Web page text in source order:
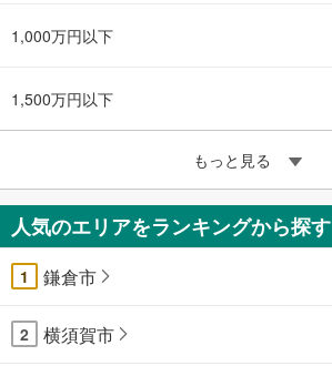
1,000万円以下
1,500万円以下
もっと見る
人気のエリアをランキングから探す
1 鎌倉市
2 横須賀市